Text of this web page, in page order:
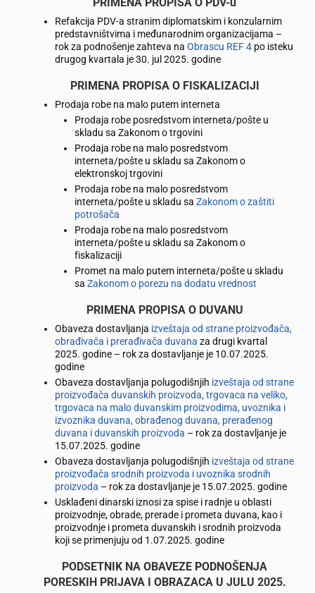
Refakcija PDV-a stranim diplomatskim i konzularnim
predstavništvima i međunarodnim organizacijama –
rok za podnošenje zahteva na Obrascu REF 4 po isteku
drugog kvartala je 30. jul 2025. godine
PRIMENA PROPISA O FISKALIZACIJI
Prodaja robe na malo putem interneta
Prodaja robe posredstvom interneta/pošte u
skladu sa Zakonom o trgovini
Prodaja robe na malo posredstvom
interneta/pošte u skladu sa Zakonom o
elektronskoj trgovini
Prodaja robe na malo posredstvom
interneta/pošte u skladu sa Zakonom o zaštiti
potrošača
Prodaja robe na malo posredstvom
interneta/pošte u skladu sa Zakonom o
fiskalizaciji
Promet na malo putem interneta/pošte u skladu
sa Zakonom o porezu na dodatu vrednost
PRIMENA PROPISA O DUVANU
Obaveza dostavljanja izveštaja od strane proizvođača,
obrađivača i prerađivača duvana za drugi kvartal
2025. godine – rok za dostavljanje je 10.07.2025.
godine
Obaveza dostavljanja polugodišnjih izveštaja od strane
proizvođača duvanskih proizvoda, trgovaca na veliko,
trgovaca na malo duvanskim proizvodima, uvoznika i
izvoznika duvana, obrađenog duvana, prerađenog
duvana i duvanskih proizvoda – rok za dostavljanje je
15.07.2025. godine
Obaveza dostavljanja polugodišnjih izveštaja od strane
proizvođača srodnih proizvoda i uvoznika srodnih
proizvoda – rok za dostavljanje je 15.07.2025. godine
Usklađeni dinarski iznosi za spise i radnje u oblasti
proizvodnje, obrade, prerade i prometa duvana, kao i
proizvodnje i prometa duvanskih i srodnih proizvoda
koji se primenjuju od 1.07.2025. godine
PODSETNIK NA OBAVEZE PODNOŠENJA
PORESKIH PRIJAVA I OBRAZACA U JULU 2025.